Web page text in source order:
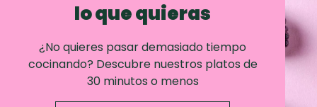
lo que quieras
¿No quieres pasar demasiado tiempo
cocinando? Descubre nuestros platos de
30 minutos o menos